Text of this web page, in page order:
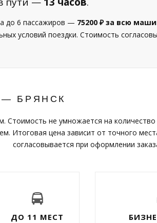
до 6 пассажиров — 75200 ₽ за всю
условий поездки. Стоимость
БРЯНСК
Стоимость не умножается на
Итоговая цена зависит от точного
согласовывается при оформлении
ДО 11 МЕСТ